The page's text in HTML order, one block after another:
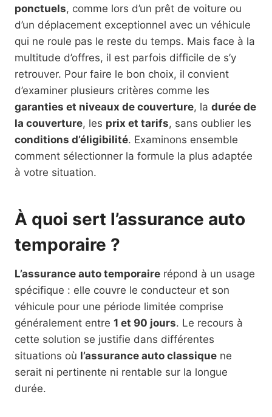
ponctuels, comme lors d’un prêt de voiture ou
d’un déplacement exceptionnel avec un véhicule
qui ne roule pas le reste du temps. Mais face à la
multitude d’offres, il est parfois difficile de s’y
retrouver. Pour faire le bon choix, il convient
d’examiner plusieurs critères comme les
garanties et niveaux de couverture, la durée de
la couverture, les prix et tarifs, sans oublier les
conditions d’éligibilité. Examinons ensemble
comment sélectionner la formule la plus adaptée
à votre situation.
À quoi sert l’assurance auto
temporaire ?
L’assurance auto temporaire répond à un usage
spécifique : elle couvre le conducteur et son
véhicule pour une période limitée comprise
généralement entre 1 et 90 jours. Le recours à
cette solution se justifie dans différentes
situations où l’assurance auto classique ne
serait ni pertinente ni rentable sur la longue
durée.